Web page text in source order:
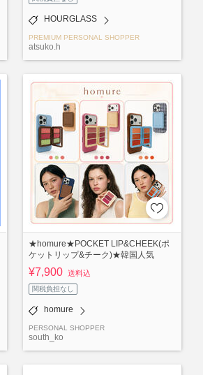
HOURGLASS
PREMIUM PERSONAL SHOPPER
atsuko.h
★homure★POCKET LIP&CHEEK(ポ
ケットリップ&チーク)★韓国人気
¥7,900 送料込
関税負担なし
homure
PERSONAL SHOPPER
south_ko